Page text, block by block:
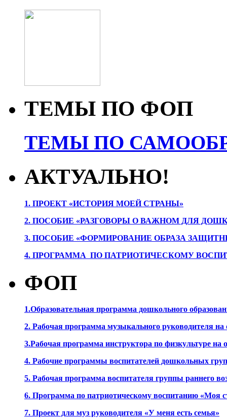
ТЕМЫ ПО ФОП
ТЕМЫ ПО
АКТУАЛЬНО!
1. ПРОЕКТ «ИСТОРИЯ МОЕЙ СТРАНЫ»
2. ПОСОБИЕ «РАЗГОВОРЫ О ВАЖНОМ ДЛЯ
3. ПОСОБИЕ «ФОРМИРОВАНИЕ ОБРАЗА
4. ПРОГРАММА ПО ПАТРИОТИЧЕСКОМУ
ФОП
1.Образовательная программа дошкольного
2. Рабочая программа музыкального руководителя
3.Рабочая программа инструктора по физкультуре
4. Рабочие программы воспитателей дошкольных
5. Рабочая программа воспитателя группы раннего
6. Программа по патриотическому воспитанию «Моя
7. Проект для муз руководителя «У меня есть семья»